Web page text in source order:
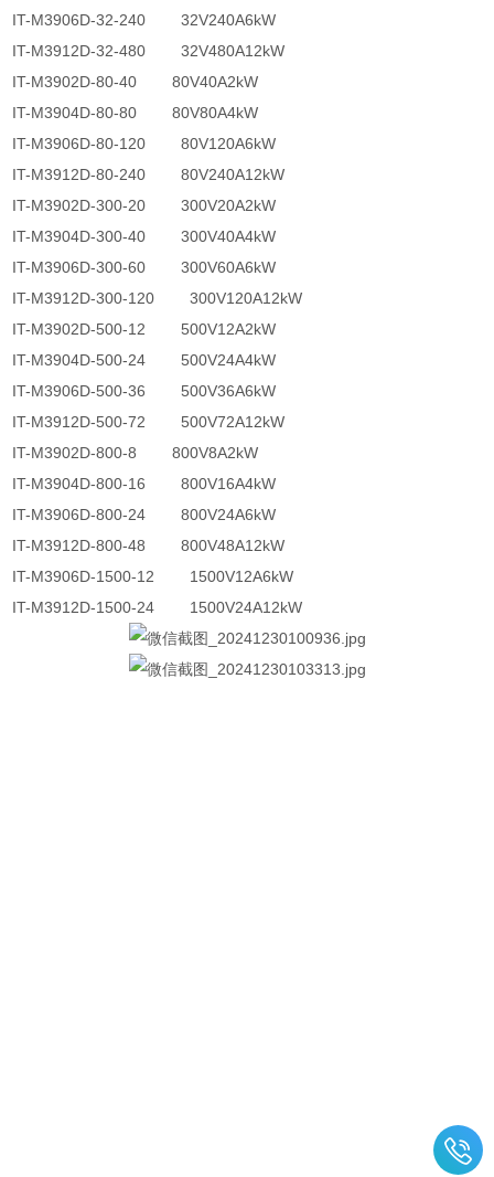
IT-M3906D-32-240 32V240A6kW
IT-M3912D-32-480 32V480A12kW
IT-M3902D-80-40 80V40A2kW
IT-M3904D-80-80 80V80A4kW
IT-M3906D-80-120 80V120A6kW
IT-M3912D-80-240 80V240A12kW
IT-M3902D-300-20 300V20A2kW
IT-M3904D-300-40 300V40A4kW
IT-M3906D-300-60 300V60A6kW
IT-M3912D-300-120 300V120A12kW
IT-M3902D-500-12 500V12A2kW
IT-M3904D-500-24 500V24A4kW
IT-M3906D-500-36 500V36A6kW
IT-M3912D-500-72 500V72A12kW
IT-M3902D-800-8 800V8A2kW
IT-M3904D-800-16 800V16A4kW
IT-M3906D-800-24 800V24A6kW
IT-M3912D-800-48 800V48A12kW
IT-M3906D-1500-12 1500V12A6kW
IT-M3912D-1500-24 1500V24A12kW